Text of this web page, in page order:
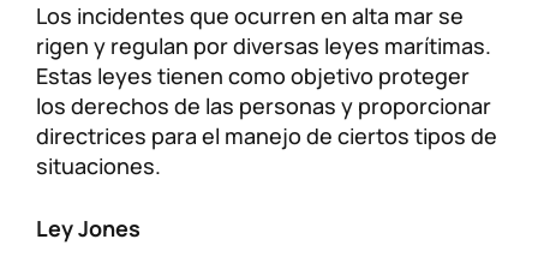
Los incidentes que ocurren en alta mar se
rigen y regulan por diversas leyes marítimas.
Estas leyes tienen como objetivo proteger
los derechos de las personas y proporcionar
directrices para el manejo de ciertos tipos de
situaciones.
Ley Jones